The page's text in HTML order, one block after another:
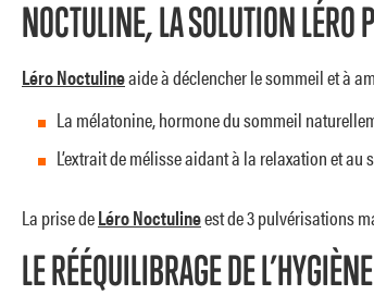
NOCTULINE, LA SOLUTION
Léro Noctulineaide à déclencher le sommeil et à
La mélatonine, hormone du sommeil
L’extrait de mélisse aidant à la relaxation et au
La prise deLéro Noctulineest de 3 pulvérisations
LE RÉÉQUILIBRAGE DE